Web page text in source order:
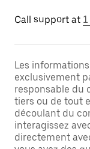
Call support at
Les
exclusivement
responsable du
tiers ou de tout
découlant du
interagissez
directement